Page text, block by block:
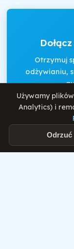
Otrzymuj
odżywianiu,
Używamy
Analytics) i
Odrzuć